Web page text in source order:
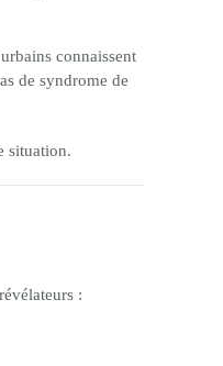
connaissent
de syndrome de
situation.
: